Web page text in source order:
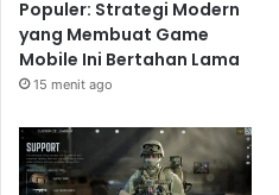
Populer: Strategi Modern
yang Membuat Game
Mobile Ini Bertahan Lama
15 menit ago